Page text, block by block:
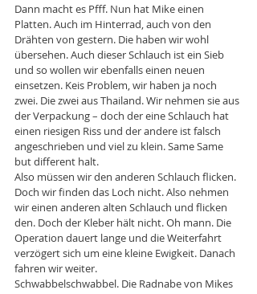
Dann macht es Pfff. Nun hat Mike einen
Platten. Auch im Hinterrad, auch von den
Drähten von gestern. Die haben wir wohl
übersehen. Auch dieser Schlauch ist ein Sieb
und so wollen wir ebenfalls einen neuen
einsetzen. Keis Problem, wir haben ja noch
zwei. Die zwei aus Thailand. Wir nehmen sie aus
der Verpackung – doch der eine Schlauch hat
einen riesigen Riss und der andere ist falsch
angeschrieben und viel zu klein. Same Same
but different halt.
Also müssen wir den anderen Schlauch flicken.
Doch wir finden das Loch nicht. Also nehmen
wir einen anderen alten Schlauch und flicken
den. Doch der Kleber hält nicht. Oh mann. Die
Operation dauert lange und die Weiterfahrt
verzögert sich um eine kleine Ewigkeit. Danach
fahren wir weiter.
Schwabbelschwabbel. Die Radnabe von Mikes